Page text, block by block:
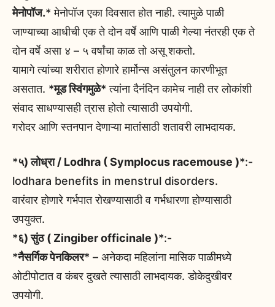
मेनोपॉज.* मेनोपॉज एका दिवसात होत नाही. त्यामुळे पाळी
जाण्याच्या आधीची एक ते दोन वर्षे आणि पाळी गेल्या नंतरही एक ते
दोन वर्षे असा ४ – ५ वर्षांचा काळ तो असू शकतो.
यामागे त्यांच्या शरीरात होणारे हार्मोन्स असंतुलन कारणीभूत
असतात. *मूड स्विंगमुळे* त्यांना दैनंदिन कामेच नाही तर लोकांशी
संवाद साधण्यासही त्रास होतो त्यासाठी उपयोगी.
गरोदर आणि स्तनपान देणाऱ्या मातांसाठी शतावरी लाभदायक.
*५) लोध्रा / Lodhra ( Symplocus racemouse )*:-
lodhara benefits in menstrul disorders.
वारंवार होणारे गर्भपात रोखण्यासाठी व गर्भधारणा होण्यासाठी
उपयुक्त.
*६) सुंठ ( Zingiber officinale )*:-
*नैसर्गिक पेनकिलर* – अनेकदा महिलांना मासिक पाळीमध्ये
ओटीपोटात व कंबर दुखते त्यासाठी लाभदायक. डोकेदुखीवर
उपयोगी.